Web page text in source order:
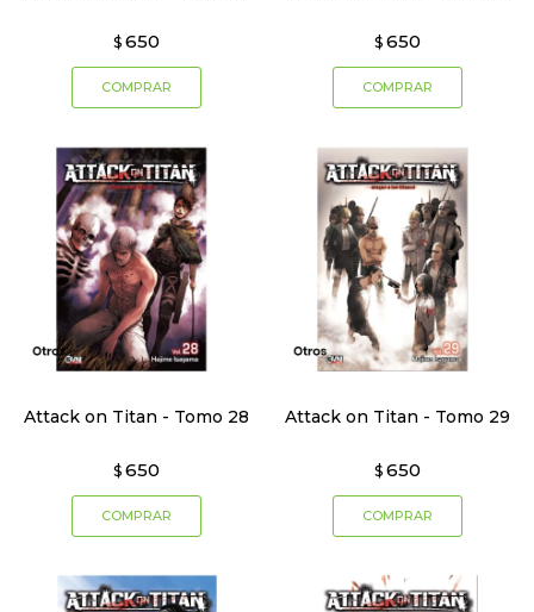
$ 650 $ 650
Attack on Titan - Tomo 28
$ 650
Attack on Titan - Tomo 29
$ 650